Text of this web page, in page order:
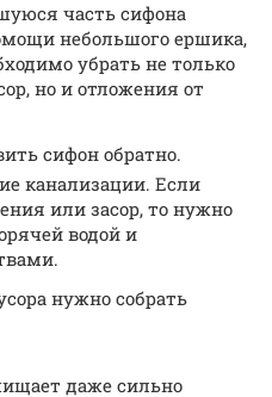
часть сифона
небольшого ершика,
убрать не только
но и отложения от
сифон обратно.
канализации. Если
или засор, то нужно
водой и
нужно собрать
даже сильно